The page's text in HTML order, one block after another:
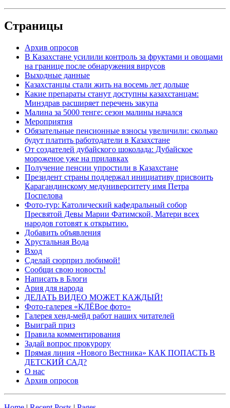
Страницы
Архив опросов
В Казахстане усилили контроль за фруктами и овощами
на границе после обнаружения вирусов
Выходные данные
Казахстанцы стали жить на восемь лет дольше
Какие препараты станут доступны казахстанцам:
Минздрав расширяет перечень закупа
Малина за 5000 тенге: сезон малины начался
Мероприятия
Обязательные пенсионные взносы увеличили: сколько
будут платить работодатели в Казахстане
От создателей дубайского шоколада: Дубайское
мороженое уже на прилавках
Получение пенсии упростили в Казахстане
Президент страны поддержал инициативу присвоить
Карагандинскому медуниверситету имя Петра
Поспелова
Фото-тур: Католический кафедральный собор
Пресвятой Девы Марии Фатимской, Матери всех
народов готовят к открытию.
Добавить объявления
Хрустальная Вода
Вход
Сделай сюрприз любимой!
Сообщи свою новость!
Написать в Блоги
Ария для народа
ДЕЛАТЬ ВИДЕО МОЖЕТ КАЖДЫЙ!
Фото-галерея «КЛЁВое фото»
Галерея хенд-мейд работ наших читателей
Выиграй приз
Правила комментирования
Задай вопрос прокурору
Прямая линия «Нового Вестника» КАК ПОПАСТЬ В
ДЕТСКИЙ САД?
О нас
Архив опросов